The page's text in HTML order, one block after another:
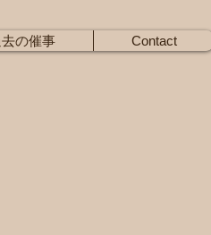
の催事 Contact